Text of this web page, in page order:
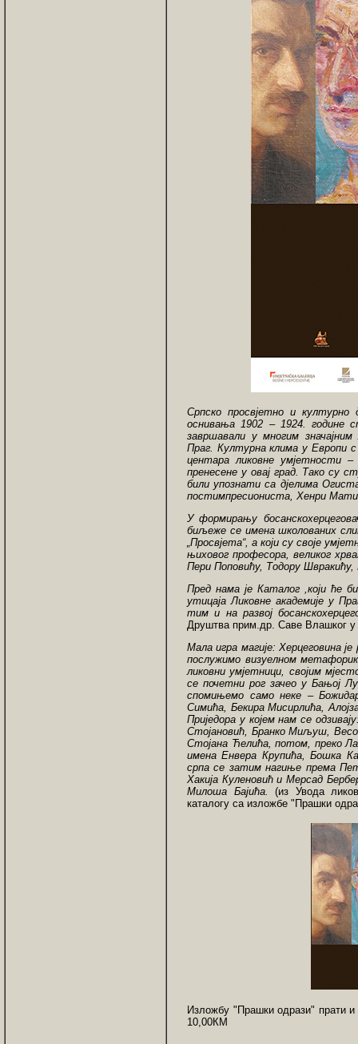
Српско просвјетно и културно
оснивања 1902 – 1924. године
завршавали у многим
Праг. Културна клима у Европи с
центара ликовне умјетности –
пренесене у овај град. Тако су
били упознати са дјелима
постимпресиониста, Хенри
У формирању
биљеже се имена школованих
„Просвјета“, а који су своје
њиховог професора, великог
Пери Поповићу, Тодору
Пред нама је Каталог ,који ће
утицаја Ликовне академије у
тим и на развој
Друштва прим.др. Саве Влашког у
Мала игра магије: Херцеговина
послужимо визуелном
ликовни умјетници, својим
се почетни рог зачео у Бањој
спомињемо само неке –
Симића, Бекира Мисирлића,
Приједора у којем нам се
Стојановић, Бранко Миљуш,
Стојана Ћелића, потом, преко
имена Енвера Крупића, Бошка
српа се затим нагиње према
Хакија Куленовић и Мерсад
Милоша Бајића.
(из Увода
каталогу са изложбе "Прашки
Изложбу "Прашки одрази" прати и
10,00КМ